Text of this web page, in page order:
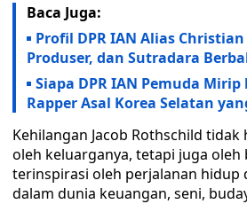
Baca Juga:
Profil DPR IAN Alias
Produser, dan Sutradara
Siapa DPR IAN Pemuda
Rapper Asal Korea Selatan
Kehilangan Jacob Rothschild tidak
oleh keluarganya, tetapi juga oleh
terinspirasi oleh perjalanan hidup
dalam dunia keuangan, seni,